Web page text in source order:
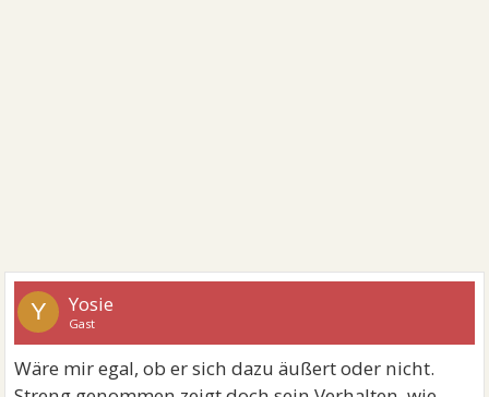
Y Yosie
Gast
Wäre mir egal, ob er sich dazu äußert oder nicht.